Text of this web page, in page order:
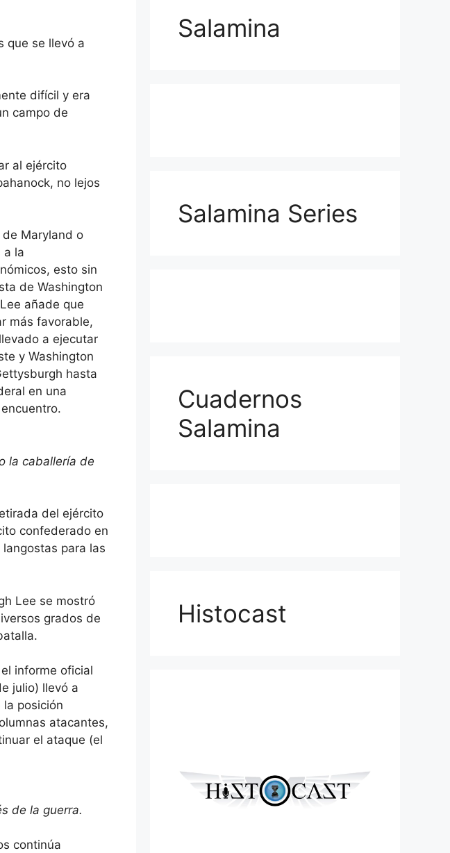
que se llevó a
difícil y era
campo de
al ejército
no lejos
Maryland o
a la
esto sin
de Washington
añade que
más favorable,
a ejecutar
y Washington
hasta
en una
la caballería de
del ejército
confederado en
para las
Lee se mostró
grados de
informe oficial
julio) llevó a
posición
atacantes,
el ataque (el
de la guerra.
continúa
Salamina
Salamina Series
Cuadernos
Salamina
Histocast